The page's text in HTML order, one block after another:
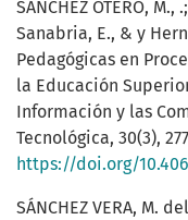
SÁNCHEZ OTERO,
Sanabria, E., & y
Pedagógicas en
la Educación
Información y las
Tecnológica, 30(3),
https://doi.org/
SÁNCHEZ VERA, M.